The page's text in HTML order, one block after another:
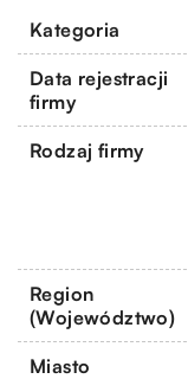
Kategoria
Data rejestracji
firmy
Rodzaj firmy
Region
(Województwo)
Miasto